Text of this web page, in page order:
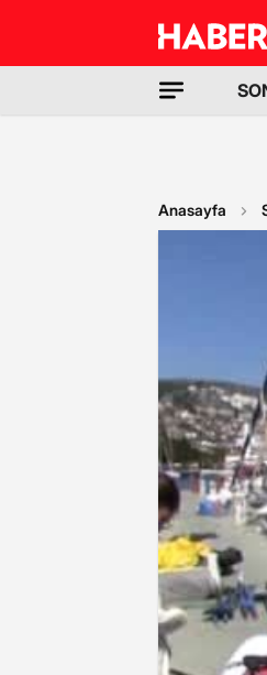
Anasayfa